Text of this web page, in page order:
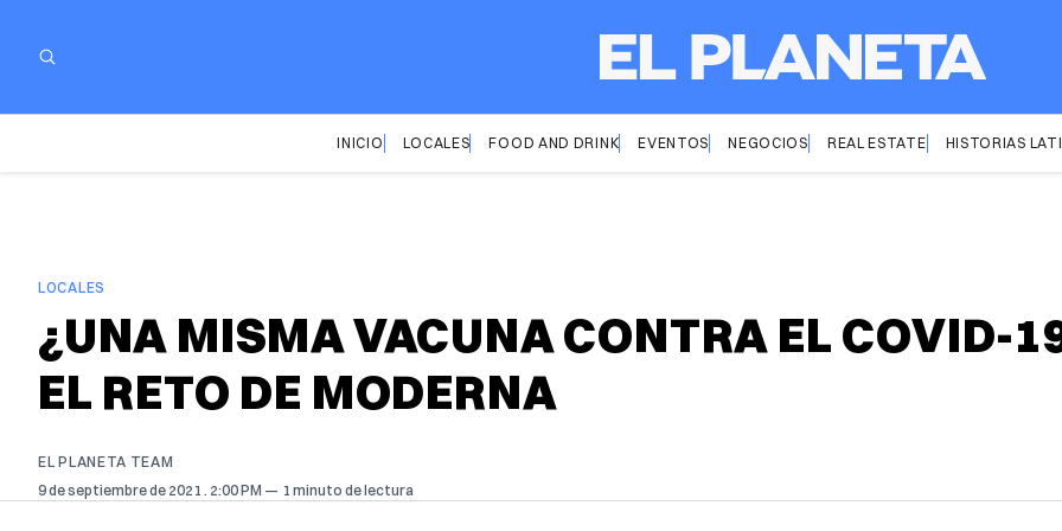
INICIO LOCALES FOOD AND DRINK EVENTOS NEGOCIOS REAL ESTATE HISTORIAS
LOCALES
¿UNA MISMA VACUNA CONTRA EL COVID-
EL RETO DE MODERNA
EL PLANETA TEAM
9 de septiembre de 2021 . 2:00 PM 1 minuto de lectura